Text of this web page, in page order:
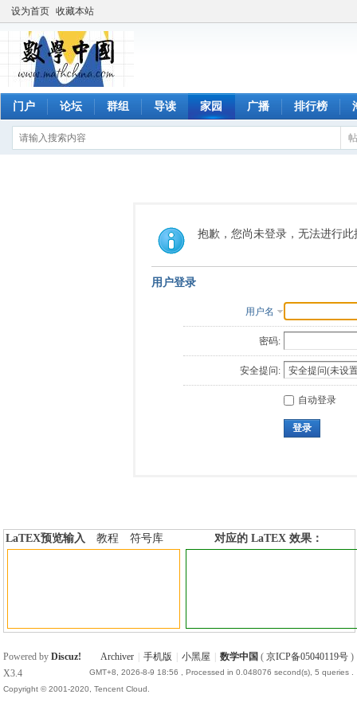
设为首页 收藏本站
门户 论坛 群组 导读 家园 广播 排行榜
抱歉，您尚未登录，无法进行此
用户登录
用户名
密码:
安全提问:
自动登录
登录
LaTEX预览输入 教程
符号库
对应的 LaTEX 效果：
Archiver 手机版 小黑屋 数学中国 ( 京ICP备05040119号)
GMT+8, 2026-8-9 18:56 , Processed in 0.048076 second(s), 5 queries .
Powered byDiscuz!
X3.4
Copyright © 2001-2020, Tencent Cloud.